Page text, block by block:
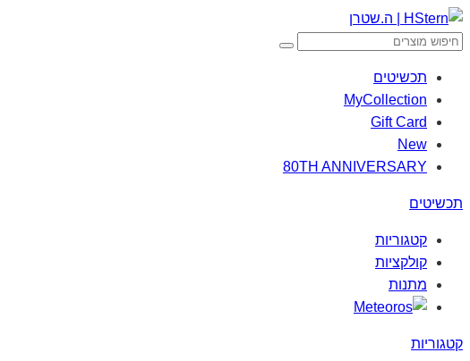
תכשיטים
MyCollection
Gift Card
New
80TH ANNIVERSARY
תכשיטים
קטגוריות
קולקציות
מתנות
קטגוריות